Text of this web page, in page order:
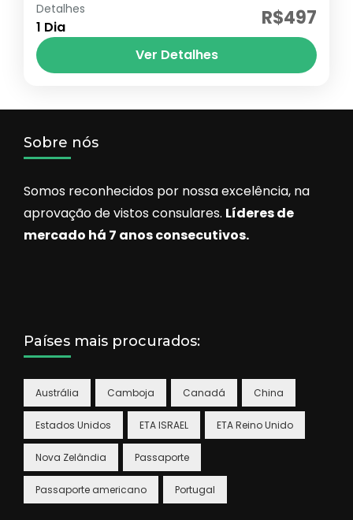
eTA Visto Inglaterra
ETA Reino Unido
Detalhes
1 Dia R$497
Ver Detalhes
Sobre nós
Somos reconhecidos por nossa excelência, na
aprovação de vistos consulares. Líderes de
mercado há 7 anos consecutivos.
Países mais procurados:
Austrália Camboja Canadá China
Estados Unidos ETA ISRAEL ETA Reino Unido
Nova Zelândia Passaporte
Passaporte americano Portugal